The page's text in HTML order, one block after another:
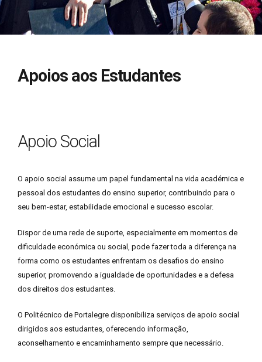
Apoios aos Estudantes
Apoio Social
O apoio social assume um papel fundamental na vida académica e
pessoal dos estudantes do ensino superior, contribuindo para o
seu bem-estar, estabilidade emocional e sucesso escolar.
Dispor de uma rede de suporte, especialmente em momentos de
dificuldade económica ou social, pode fazer toda a diferença na
forma como os estudantes enfrentam os desafios do ensino
superior, promovendo a igualdade de oportunidades e a defesa
dos direitos dos estudantes.
O Politécnico de Portalegre disponibiliza serviços de apoio social
dirigidos aos estudantes, oferecendo informação,
aconselhamento e encaminhamento sempre que necessário.